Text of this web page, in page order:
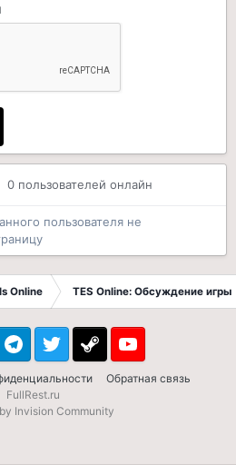
0 пользователей онлайн
пользователя не
Online TES Online: Обсуждение игры
Обратная связь
TelegramTwitter Steam Youtube
FullRest.ru
Invision Community